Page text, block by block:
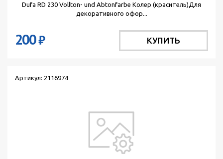
Dufa RD 230 Vollton- und Abtonfarbe Колер (краситель)Для
декоративного офор...
200₽ КУПИТЬ
Артикул: 2116974